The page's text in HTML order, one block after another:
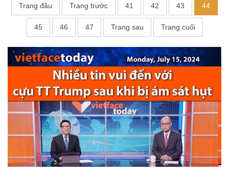
Trang đầu Trang trước 41 42 43 44
45 46 47 Trang sau Trang cuối